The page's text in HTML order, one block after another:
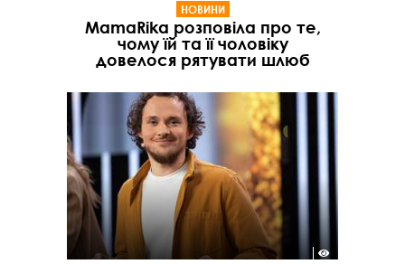
НОВИНИ
MamaRika розповіла про те,
чому їй та її чоловіку
довелося рятувати шлюб